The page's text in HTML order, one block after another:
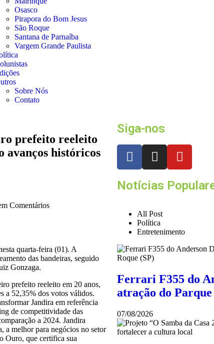
Osasco
Pirapora do Bom Jesus
São Roque
Santana de Parnaíba
Vargem Grande Paulista
Sobre Nós
Contato
prefeito reeleito
avanços históricos
Comentários
quarta-feira (01). A
das bandeiras, seguido
Gonzaga.
prefeito reeleito em 20 anos,
a 52,35% dos votos válidos.
Jandira em referência
de competitividade das
a 2024. Jandira
a melhor para negócios no setor
Ouro, que certifica sua
Siga-nos
Notícias
All Post
Política
Entretenimento
Ferrari F355 do
atração do
07/08/2026